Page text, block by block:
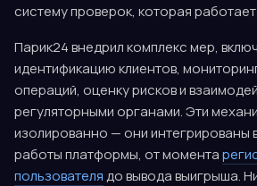
систему проверок, которая
Парик24 внедрил комплекс мер,
идентификацию клиентов,
операций, оценку рисков и
регуляторными органами. Эти
изолированно — они интегрированы
работы платформы, от момента
пользователядо вывода выигрыша.